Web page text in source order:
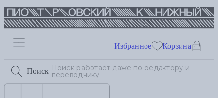
Поиск
Избранное Корзина